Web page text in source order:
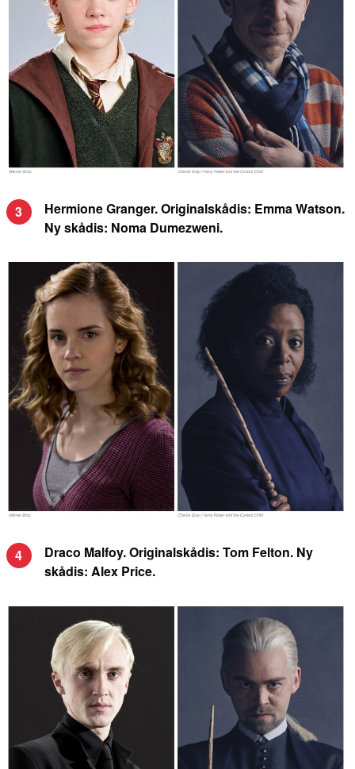
3
Hermione Granger. Originalskådis: Emma Watson.
Ny skådis: Noma Dumezweni.
4
Draco Malfoy. Originalskådis: Tom Felton. Ny
skådis: Alex Price.